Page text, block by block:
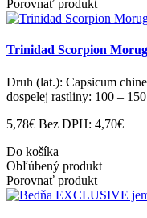
Porovnať produkt
Trinidad Scorpion
Druh (lat.): Capsicum
dospelej rastliny: 100 –
5,78€ Bez DPH: 4,70€
Do košíka
Obľúbený produkt
Porovnať produkt